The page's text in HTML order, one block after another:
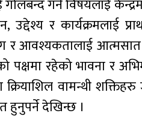
गर्ने विषयलाई
र कार्यक्रमलाई
र आवश्यकतालाई आत्मसात
पक्षमा रहेको भावना र
वामन्थी शक्तिहरु
हुनुपर्ने देखिन्छ ।